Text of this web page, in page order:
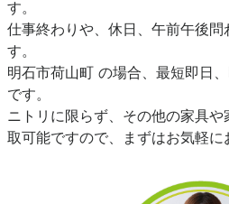
す。
仕事終わりや、休日、午前午後問
す。
明石市荷山町 の場合、最短即日
です。
ニトリに限らず、その他の家具
取可能ですので、まずはお気軽に